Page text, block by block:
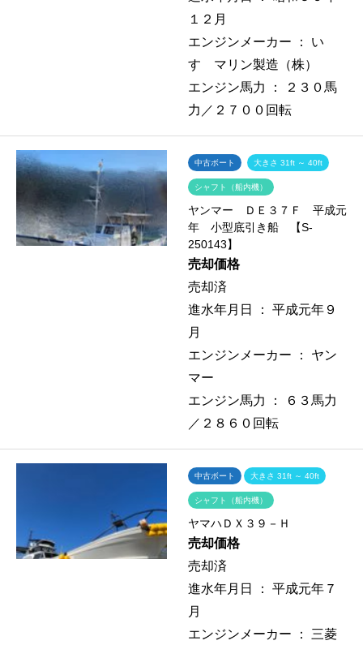
１２月
エンジンメーカー ： い
すゞマリン製造（株）
エンジン馬力 ：
２３０馬
力／２７００回転
中古ボート 大きさ 31ft ～ 40ft
シャフト（船内機）
ヤンマー ＤＥ３７Ｆ 平成元
年 小型底引き船 【S-
250143】
売却価格
売却済
進水年月日 ： 平成元年９
月
エンジンメーカー ： ヤン
マー
エンジン馬力 ：
６３馬力
／２８６０回転
中古ボート 大きさ 31ft ～ 40ft
シャフト（船内機）
ヤマハＤＸ３９－Ｈ
売却価格
売却済
進水年月日 ： 平成元年７
月
エンジンメーカー ： 三菱